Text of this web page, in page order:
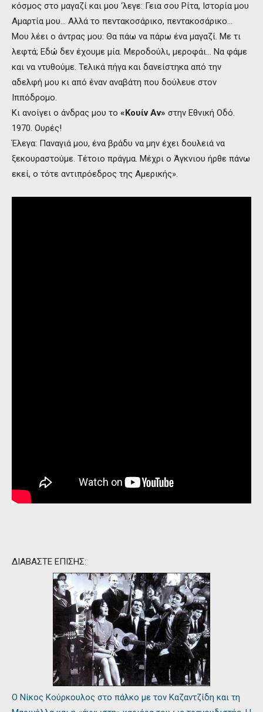
κόσμος στο μαγαζί και μου ‘λεγε: Γεια σου Ρίτα, Ιστορία μου
Αμαρτία μου… Αλλά το πεντακοσάρικο, πεντακοσάρικο…
Μου λέει ο άντρας μου: Θα πάω να πάρω ένα μαγαζί. Με τι
λεφτά; Εδώ δεν έχουμε μία. Μεροδούλι, μεροφάι… Να φάμε
και να ντυθούμε. Τελικά πήγα και δανείστηκα από την
αδελφή μου κι από έναν αναβάτη που δούλευε στον
Ιππόδρομο.
Κι ανοίγει ο άνδρας μου το «Κουίν Αν» στην Εθνική Οδό.
1970. Ουρές!
Έλεγα: Παναγιά μου, ένα βράδυ να μην έχει δουλειά να
ξεκουραστούμε. Τέτοιο πράγμα. Μέχρι ο Άγκνιου ήρθε πάνω
εκεί, ο τότε αντιπρόεδρος της Αμερικής».
ΔΙΑΒΑΣΤΕ ΕΠΙΣΗΣ:
Ο Νίκος Κούρκουλος στο πάλκο με τον Καζαντζίδη και τη